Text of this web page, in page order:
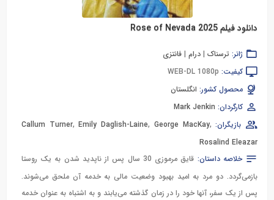
دانلود فیلم Rose of Nevada 2025
ژانر: ترسناک | درام | فانتزی
کیفیت: WEB-DL 1080p
محصول کشور: انگلستان
کارگردان: Mark Jenkin
بازیگران:
Callum Turner,Emily Daglish-Laine, George MacKay,
Rosalind Eleazar
خلاصه داستان:
قایق مرموزی 30 سال پس از ناپدید شدن به یک روستا
بازمی‌گردد. دو مرد به امید بهبود وضعیت مالی به خدمه آن ملحق می‌شوند.
پس از یک سفر، آنها خود را در زمان گذشته می‌یابند و به اشتباه به عنوان خدمه